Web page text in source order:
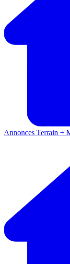
Annonces Terrain +